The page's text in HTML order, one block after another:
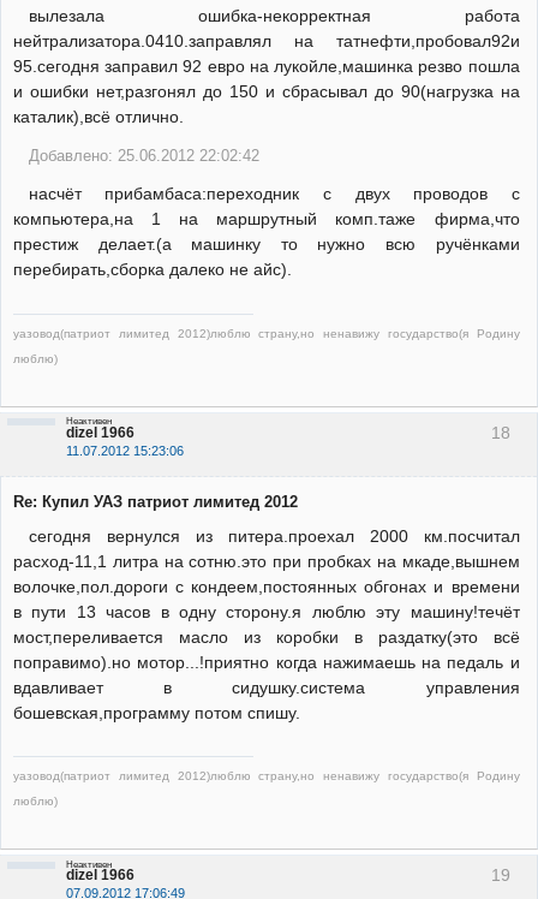
вылезала ошибка-некорректная работа
нейтрализатора.0410.заправлял на татнефти,пробовал92и
95.сегодня заправил 92 евро на лукойле,машинка резво пошла
и ошибки нет,разгонял до 150 и сбрасывал до 90(нагрузка на
каталик),всё отлично.
Добавлено: 25.06.2012 22:02:42
насчёт прибамбаса:переходник с двух проводов с
компьютера,на 1 на маршрутный комп.таже фирма,что
престиж делает.(а машинку то нужно всю ручёнками
перебирать,сборка далеко не айс).
уазовод(патриот лимитед 2012)люблю страну,но ненавижу государство(я Родину
люблю)
18
dizel 1966
11.07.2012 15:23:06
Неактивен
Re: Купил УАЗ патриот лимитед 2012
сегодня вернулся из питера.проехал 2000 км.посчитал
расход-11,1 литра на сотню.это при пробках на мкаде,вышнем
волочке,пол.дороги с кондеем,постоянных обгонах и времени
в пути 13 часов в одну сторону.я люблю эту машину!течёт
мост,переливается масло из коробки в раздатку(это всё
поправимо).но мотор...!приятно когда нажимаешь на педаль и
вдавливает в сидушку.система управления
бошевская,программу потом спишу.
уазовод(патриот лимитед 2012)люблю страну,но ненавижу государство(я Родину
люблю)
19
dizel 1966
07.09.2012 17:06:49
Неактивен